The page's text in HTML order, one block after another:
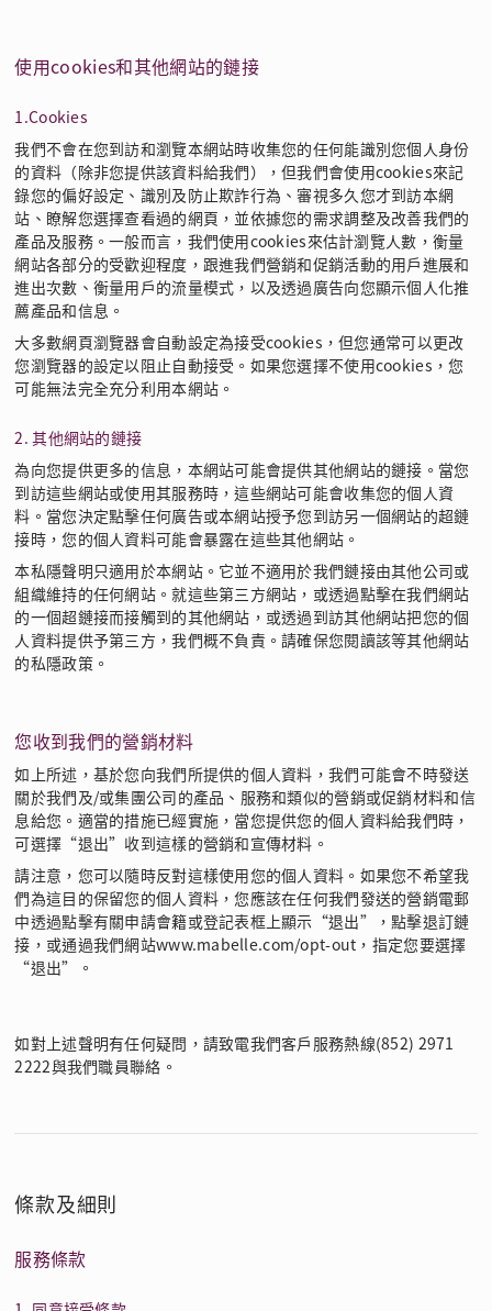
使用cookies和其他網站的鏈接
1.Cookies
我們不會在您到訪和瀏覽本網站時收集您的任何能識別您個人身份
的資料（除非您提供該資料給我們），但我們會使用cookies來記
錄您的偏好設定、識別及防止欺詐行為、審視多久您才到訪本網
站、瞭解您選擇查看過的網頁，並依據您的需求調整及改善我們的
產品及服務。一般而言，我們使用cookies來估計瀏覽人數，衡量
網站各部分的受歡迎程度，跟進我們營銷和促銷活動的用戶進展和
進出次數、衡量用戶的流量模式，以及透過廣告向您顯示個人化推
薦產品和信息。
大多數網頁瀏覽器會自動設定為接受cookies，但您通常可以更改
您瀏覽器的設定以阻止自動接受。如果您選擇不使用cookies，您
可能無法完全充分利用本網站。
2. 其他網站的鏈接
為向您提供更多的信息，本網站可能會提供其他網站的鏈接。當您
到訪這些網站或使用其服務時，這些網站可能會收集您的個人資
料。當您決定點擊任何廣告或本網站授予您到訪另一個網站的超鏈
接時，您的個人資料可能會暴露在這些其他網站。
本私隱聲明只適用於本網站。它並不適用於我們鏈接由其他公司或
組織維持的任何網站。就這些第三方網站，或透過點擊在我們網站
的一個超鏈接而接觸到的其他網站，或透過到訪其他網站把您的個
人資料提供予第三方，我們概不負責。請確保您閱讀該等其他網站
的私隱政策。
您收到我們的營銷材料
如上所述，基於您向我們所提供的個人資料，我們可能會不時發送
關於我們及/或集團公司的產品、服務和類似的營銷或促銷材料和信
息給您。適當的措施已經實施，當您提供您的個人資料給我們時，
可選擇“退出”收到這樣的營銷和宣傳材料。
請注意，您可以隨時反對這樣使用您的個人資料。如果您不希望我
們為這目的保留您的個人資料，您應該在任何我們發送的營銷電郵
中透過點擊有關申請會籍或登記表框上顯示“退出”，點擊退訂鏈
接，或通過我們網站www.mabelle.com/opt-out，指定您要選擇
“退出”。
如對上述聲明有任何疑問，請致電我們客戶服務熱線(852) 2971
2222與我們職員聯絡。
條款及細則
服務條款